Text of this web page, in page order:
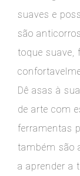
suaves e
são
toque suave,
Dê asas à
de arte com
ferramentas
também são
a aprender a